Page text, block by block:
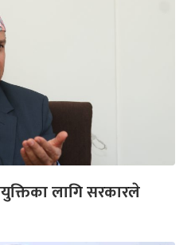
लागि सरकारले